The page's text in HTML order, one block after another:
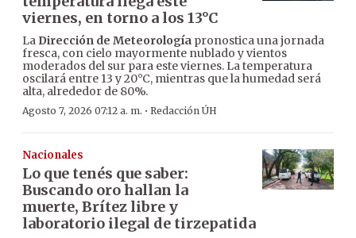
viernes, en torno a los 13°C
La Dirección de Meteorología pronostica una jornada
fresca, con cielo mayormente nublado y vientos
moderados del sur para este viernes. La temperatura
oscilará entre 13 y 20°C, mientras que la humedad será
alta, alrededor de 80%.
Agosto 7, 2026 07:12 a. m. · Redacción ÚH
Nacionales
Lo que tenés que saber:
Buscando oro hallan la
muerte, Brítez libre y
laboratorio ilegal de tirzepatida